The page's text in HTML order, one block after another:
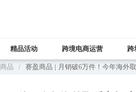
精品活动 跨境电商运营 跨
品 / 赛盈商品 | 月销破6万件！今年海外